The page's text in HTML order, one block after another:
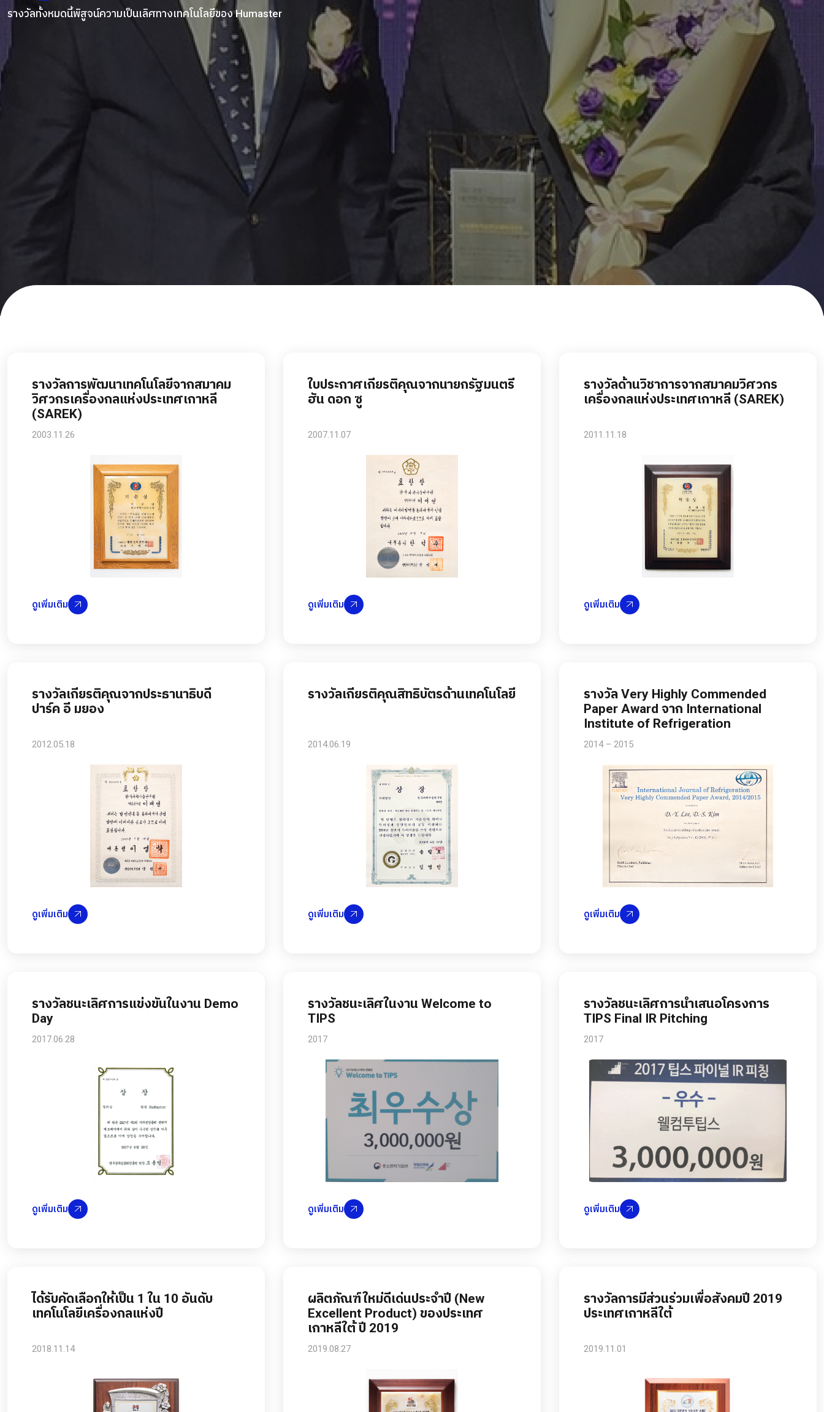
รางวัลทั้งหมดนี้พิสูจน์ความเป็นเลิศทางเทคโนโลยีของ Humaster
รางวัลการพัฒนาเทคโนโลยีจากสมาคม
วิศวกรเครื่องกลแห่งประเทศเกาหลี
(SAREK)
2003.11.26
ดูเพิ่มเติม
ใบประกาศเกียรติคุณจากนายกรัฐมนตรี
ฮัน ดอก ซู
2007.11.07
ดูเพิ่มเติม
รางวัลด้านวิชาการจากสมาคมวิศวกร
เครื่องกลแห่งประเทศเกาหลี (SAREK)
2011.11.18
ดูเพิ่มเติม
รางวัลเกียรติคุณจากประธานาธิบดี
ปาร์ค อี มยอง
2012.05.18
ดูเพิ่มเติม
รางวัลเกียรติคุณสิทธิบัตรด้านเทคโนโลยี
2014.06.19
ดูเพิ่มเติม
รางวัล Very Highly Commended
Paper Award จาก International
Institute of Refrigeration
2014 – 2015
ดูเพิ่มเติม
รางวัลชนะเลิศการแข่งขันในงาน Demo
Day
2017.06.28
ดูเพิ่มเติม
รางวัลชนะเลิศในงาน Welcome to
TIPS
2017
ดูเพิ่มเติม
รางวัลชนะเลิศการนำเสนอโครงการ
TIPS Final IR Pitching
2017
ดูเพิ่มเติม
ได้รับคัดเลือกให้เป็น 1 ใน 10 อันดับ
เทคโนโลยีเครื่องกลแห่งปี
2018.11.14
ผลิตภัณฑ์ใหม่ดีเด่นประจำปี (New
Excellent Product) ของประเทศ
เกาหลีใต้ ปี 2019
2019.08.27
รางวัลการมีส่วนร่วมเพื่อสังคมปี 2019
ประเทศเกาหลีใต้
2019.11.01